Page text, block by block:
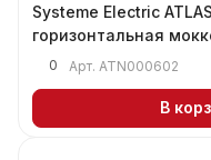
Systeme Electric
горизонтальная
0 Арт. ATN000602
В